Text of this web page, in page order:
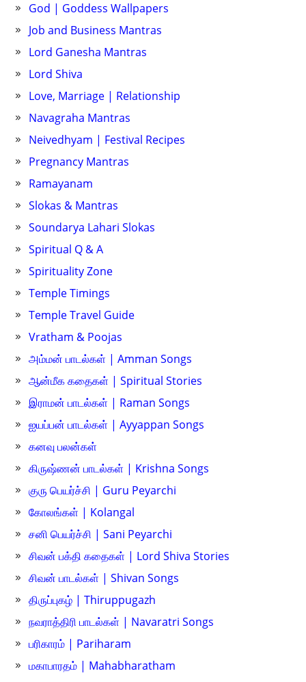
God | Goddess Wallpapers
Job and Business Mantras
Lord Ganesha Mantras
Lord Shiva
Love, Marriage | Relationship
Navagraha Mantras
Neivedhyam | Festival Recipes
Pregnancy Mantras
Ramayanam
Slokas & Mantras
Soundarya Lahari Slokas
Spiritual Q & A
Spirituality Zone
Temple Timings
Temple Travel Guide
Vratham & Poojas
அம்மன் பாடல்கள் | Amman Songs
ஆன்மீக கதைகள் | Spiritual Stories
இராமன் பாடல்கள் | Raman Songs
ஐயப்பன் பாடல்கள் | Ayyappan Songs
கனவு பலன்கள்
கிருஷ்ணன் பாடல்கள் | Krishna Songs
குரு பெயர்ச்சி | Guru Peyarchi
கோலங்கள் | Kolangal
சனி பெயர்ச்சி | Sani Peyarchi
சிவன் பக்தி கதைகள் | Lord Shiva Stories
சிவன் பாடல்கள் | Shivan Songs
திருப்புகழ் | Thiruppugazh
நவராத்திரி பாடல்கள் | Navaratri Songs
பரிகாரம் | Pariharam
மகாபாரதம் | Mahabharatham